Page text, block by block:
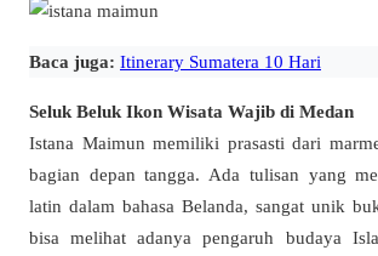
Baca juga: Itinerary Sumatera 10 Hari
Seluk Beluk Ikon Wisata Wajib di Medan
Istana Maimun memiliki prasasti dari
bagian depan tangga. Ada tulisan yang
latin dalam bahasa Belanda, sangat unik
bisa melihat adanya pengaruh budaya